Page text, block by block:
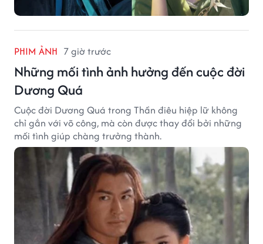
PHIM ẢNH 7 giờ trước
Những mối tình ảnh hưởng đến cuộc đời
Dương Quá
Cuộc đời Dương Quá trong Thần điêu hiệp lữ không
chỉ gắn với võ công, mà còn được thay đổi bởi những
mối tình giúp chàng trưởng thành.